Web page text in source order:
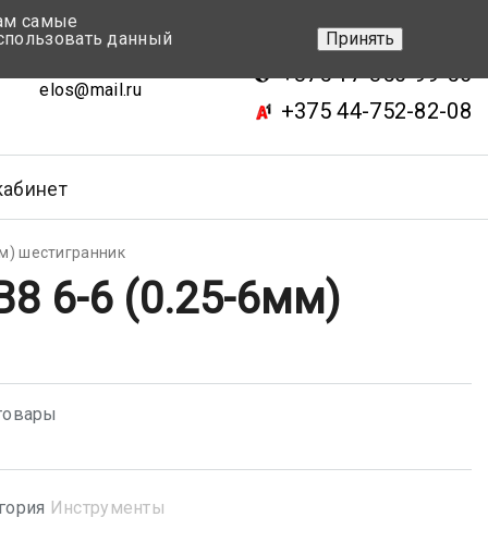
elos@mail.ru
+375 17-343-46-70
+375 17-350-99-56
+375 44-752-82-08
шестигранник
6-6 (0.25-6мм)
Инструменты
самые
данный
Принять